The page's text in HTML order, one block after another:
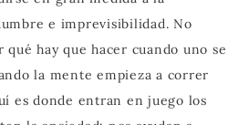
e imprevisibilidad. No
hay que hacer cuando uno se
la mente empieza a correr
es donde entran en juego los